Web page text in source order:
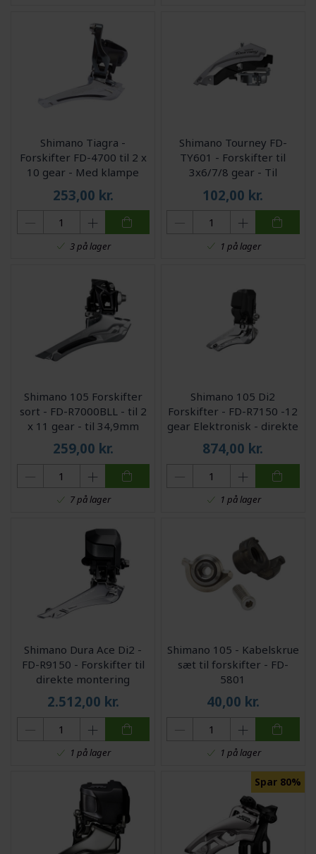
Shimano Tiagra -
Forskifter FD-4700 til 2 x
10 gear - Med klampe
34,9mm
253,00 kr.
3 på lager
Shimano Tourney FD-
TY601 - Forskifter til
3x6/7/8 gear - Til
sadelrørs montering 31,8-
34,9mm - 66-69
102,00 kr.
1 på lager
Shimano 105 Forskifter
sort - FD-R7000BLL - til 2
x 11 gear - til 34,9mm
sadelrør
259,00 kr.
7 på lager
Shimano 105 Di2
Forskifter - FD-R7150 -12
gear Elektronisk - direkte
montering
874,00 kr.
1 på lager
Shimano Dura Ace Di2 -
FD-R9150 - Forskifter til
direkte montering
2.512,00 kr.
1 på lager
Shimano 105 - Kabelskrue
sæt til forskifter - FD-
5801
40,00 kr.
1 på lager
Spar 80%